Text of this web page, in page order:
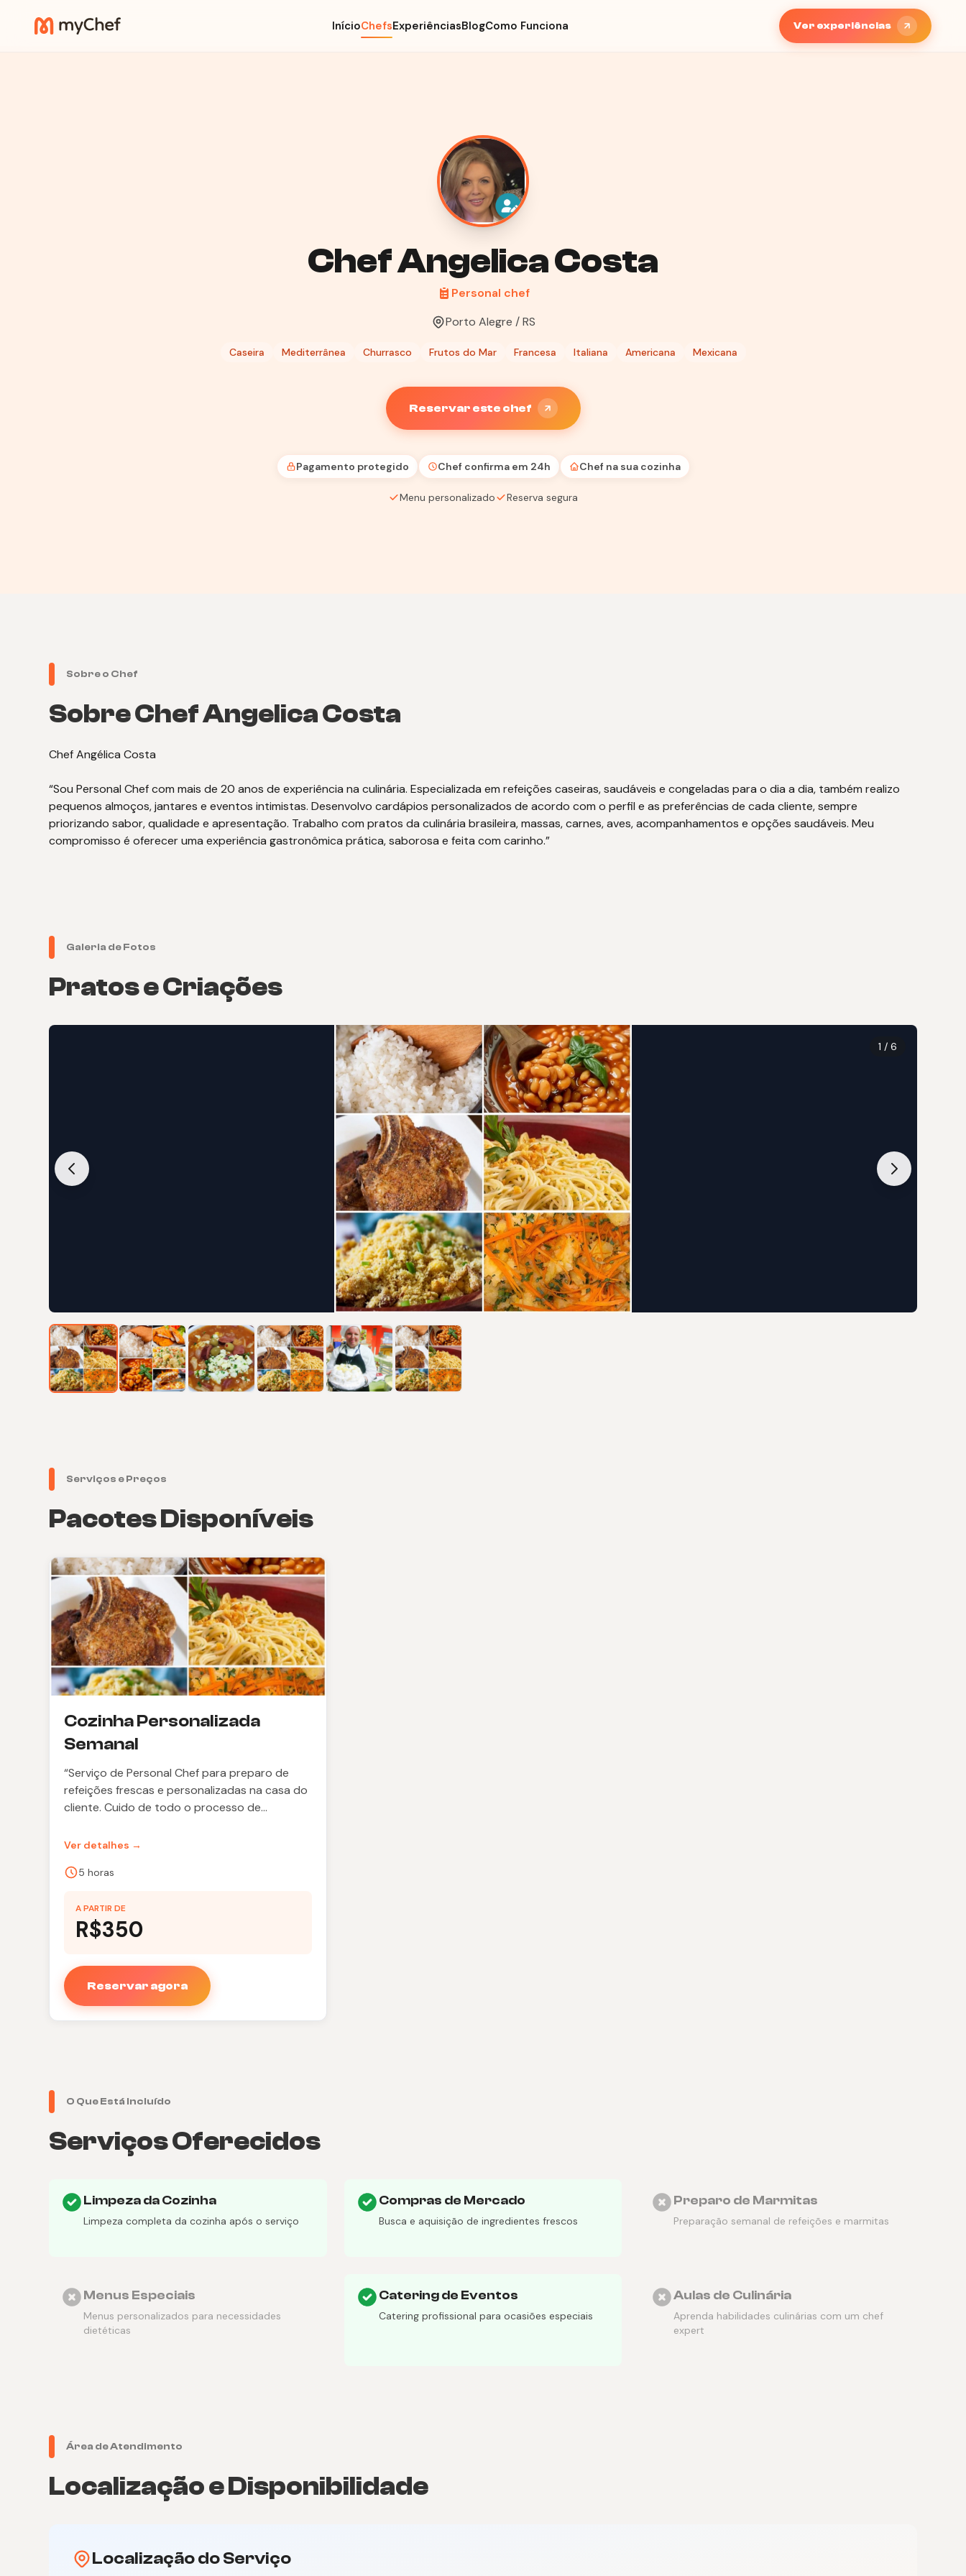
InícioChefsExperiênciasBlogComo Funciona Ver experiências
Chef Angelica Costa
Personal chef
Porto Alegre / RS
Caseira Mediterrânea Churrasco Frutos do Mar Francesa Italiana Americana Mexicana
Reservar este chef
Pagamento protegido Chef confirma em 24h Chef na sua cozinha
Menu personalizado Reserva segura
Sobre o Chef
Sobre Chef Angelica Costa
Chef Angélica Costa
“Sou Personal Chef com mais de 20 anos de experiência na culinária. Especializada em refeições caseiras, saudáveis e congeladas para o dia a dia, também realizo
pequenos almoços, jantares e eventos intimistas. Desenvolvo cardápios personalizados de acordo com o perfil e as preferências de cada cliente, sempre
priorizando sabor, qualidade e apresentação. Trabalho com pratos da culinária brasileira, massas, carnes, aves, acompanhamentos e opções saudáveis. Meu
compromisso é oferecer uma experiência gastronômica prática, saborosa e feita com carinho.”
Galeria de Fotos
Pratos e Criações
1 / 6
Serviços e Preços
Pacotes Disponíveis
Cozinha Personalizada
Semanal
“Serviço de Personal Chef para preparo de
refeições frescas e personalizadas na casa do
cliente. Cuido de todo o processo de
praticidade, sabor e qualidade para o dia a dia.
desejam refeições caseiras sem precisar
cozinha, com foco em atendimento
personalizado e atenção aos detalhes.”
Ver detalhes →
5 horas
A PARTIR DE
R$350
Reservar agora
O Que Está Incluído
Serviços Oferecidos
Limpeza da Cozinha
Limpeza completa da cozinha após o serviço
Compras de Mercado
Busca e aquisição de ingredientes frescos
Preparo de Marmitas
Preparação semanal de refeições e marmitas
Menus Especiais
Menus personalizados para necessidades
dietéticas
Catering de Eventos
Catering profissional para ocasiões especiais
Aulas de Culinária
Aprenda habilidades culinárias com um chef
expert
Área de Atendimento
Localização e Disponibilidade
Localização do Serviço